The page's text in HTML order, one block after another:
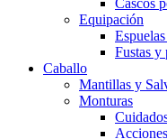
Cascos
Equipación
Fustas y
Caballo
Mantillas y
Monturas
Acciones